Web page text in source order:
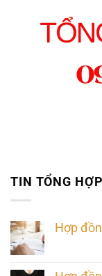
TIN TỔNG HỢP
Hợp